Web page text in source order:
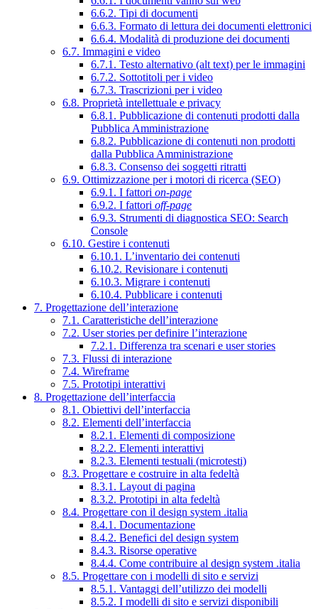
6.6.2. Tipi di documenti
6.6.3. Formato di lettura dei documenti elettronici
6.6.4. Modalità di produzione dei documenti
6.7. Immagini e video
6.7.1. Testo alternativo (alt text) per le immagini
6.7.2. Sottotitoli per i video
6.7.3. Trascrizioni per i video
6.8. Proprietà intellettuale e privacy
6.8.1. Pubblicazione di contenuti prodotti dalla
Pubblica Amministrazione
6.8.2. Pubblicazione di contenuti non prodotti
dalla Pubblica Amministrazione
6.8.3. Consenso dei soggetti ritratti
6.9. Ottimizzazione per i motori di ricerca (SEO)
6.9.1. I fattori on-page
6.9.2. I fattori off-page
6.9.3. Strumenti di diagnostica SEO: Search
Console
6.10. Gestire i contenuti
6.10.1. L’inventario dei contenuti
6.10.2. Revisionare i contenuti
6.10.3. Migrare i contenuti
6.10.4. Pubblicare i contenuti
7. Progettazione dell’interazione
7.1. Caratteristiche dell’interazione
7.2. User stories per definire l’interazione
7.2.1. Differenza tra scenari e user stories
7.3. Flussi di interazione
7.4. Wireframe
7.5. Prototipi interattivi
8. Progettazione dell’interfaccia
8.1. Obiettivi dell’interfaccia
8.2. Elementi dell’interfaccia
8.2.1. Elementi di composizione
8.2.2. Elementi interattivi
8.2.3. Elementi testuali (microtesti)
8.3. Progettare e costruire in alta fedeltà
8.3.1. Layout di pagina
8.3.2. Prototipi in alta fedeltà
8.4. Progettare con il design system .italia
8.4.1. Documentazione
8.4.2. Benefici del design system
8.4.3. Risorse operative
8.4.4. Come contribuire al design system .italia
8.5. Progettare con i modelli di sito e servizi
8.5.1. Vantaggi dell’utilizzo dei modelli
8.5.2. I modelli di sito e servizi disponibili